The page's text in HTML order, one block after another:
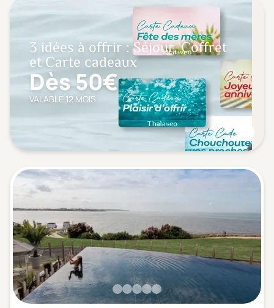
3 idées à offrir : Séjour, Coffret
et Carte cadeaux
Dès 50€
VALABLE 12 MOIS